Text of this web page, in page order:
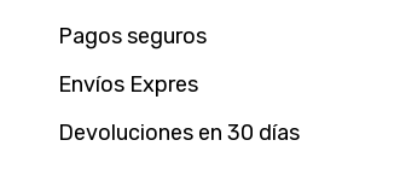
Pagos seguros
Envíos Expres
Devoluciones en 30 días